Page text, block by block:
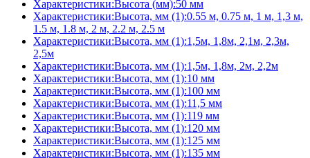
Характеристики:Высота (мм):50 мм
Характеристики:Высота, мм (1):0.55 м, 0.75 м, 1 м, 1,3 м,
1.5 м, 1.8 м, 2 м, 2.2 м, 2.5 м
Характеристики:Высота, мм (1):1,5м, 1,8м, 2,1м, 2,3м,
2,5м
Характеристики:Высота, мм (1):1,5м, 1,8м, 2м, 2,2м
Характеристики:Высота, мм (1):10 мм
Характеристики:Высота, мм (1):100 мм
Характеристики:Высота, мм (1):11,5 мм
Характеристики:Высота, мм (1):119 мм
Характеристики:Высота, мм (1):120 мм
Характеристики:Высота, мм (1):125 мм
Характеристики:Высота, мм (1):135 мм